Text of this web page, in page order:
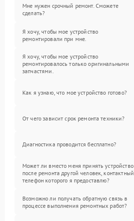
Мне нужен срочный ремонт. Сможете
сделать?
Я хочу, чтобы мое устройство
ремонтировали при мне.
Я хочу, чтобы мое устройство
ремонтировалось только оригинальными
запчастями.
Как я узнаю, что мое устройство готово?
От чего зависит срок ремонта техники?
Диагностика проводится бесплатно?
Может ли вместо меня принять устройство
после ремонта другой человек, контактный
телефон которого я предоставлю?
Возможно ли получать обратную связь в
процессе выполнения ремонтных работ?